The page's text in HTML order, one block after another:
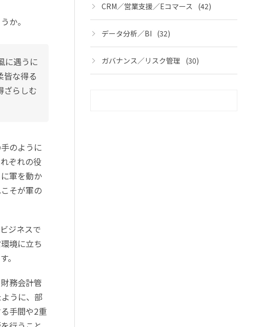
か。
に遇うに
皆な得る
ざらしむ
のように
ぞれの役
軍を動か
そが軍の
ジネスで
境に立ち
。
務会計管
うに、部
手間や2重
CRM／営業支援／Eコマース (42)
データ分析／BI (32)
ガバナンス／リスク管理 (30)